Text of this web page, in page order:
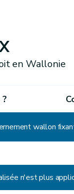
en Wallonie
wallon
n'est plus